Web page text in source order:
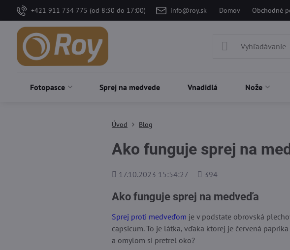
+421 911 734 775 (od 8:30 do 17:00) info@roy.sk Domov Obchodné
Fotopasce Sprej na medvede Vnadidlá Nože
Úvod Blog
Ako funguje sprej na
Pridané
17.10.2023 15:54:27
Počet
394
Ako funguje sprej na medveďa
Sprej proti medveďom je v podstate obrovská
capsicum. To je látka, vďaka ktorej je červená
a omylom si pretrel oko?